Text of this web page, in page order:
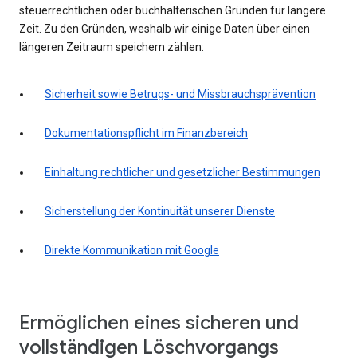
steuerrechtlichen oder buchhalterischen Gründen für längere
Zeit. Zu den Gründen, weshalb wir einige Daten über einen
längeren Zeitraum speichern zählen:
Sicherheit sowie Betrugs- und Missbrauchsprävention
Dokumentationspflicht im Finanzbereich
Einhaltung rechtlicher und gesetzlicher Bestimmungen
Sicherstellung der Kontinuität unserer Dienste
Direkte Kommunikation mit Google
Ermöglichen eines sicheren und
vollständigen Löschvorgangs